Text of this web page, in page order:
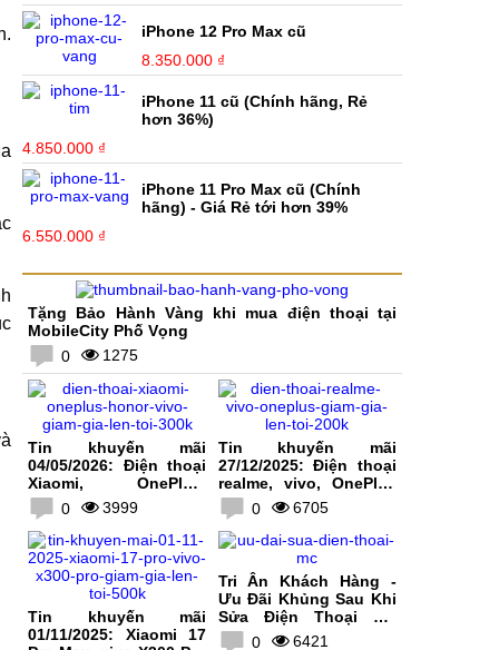
iPhone 12 Pro Max cũ
8.350.000 ₫
iPhone 11 cũ (Chính hãng, Rẻ
hơn 36%)
4.850.000 ₫
iPhone 11 Pro Max cũ (Chính
hãng) - Giá Rẻ tới hơn 39%
6.550.000 ₫
Tặng Bảo Hành Vàng khi mua điện thoại tại
MobileCity Phố Vọng
0
1275
Tin khuyến mãi
04/05/2026: Điện thoại
Xiaomi, OnePlus,
HONOR, vivo giảm giá
lên tới 300K
0 3999
Tin khuyến mãi
27/12/2025: Điện thoại
realme, vivo, OnePlus
giảm giá lên tới 200K
0 6705
Tin khuyến mãi
01/11/2025: Xiaomi 17
Tri Ân Khách Hàng -
Ưu Đãi Khủng Sau Khi
Sửa Điện Thoại Tại
MobileCity
0 6421